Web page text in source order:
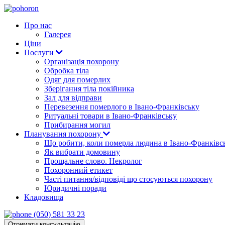
Про нас
Галерея
Ціни
Послуги
Організація похорону
Обробка тіла
Одяг для померлих
Зберігання тіла покійника
Зал для відправи
Перевезення померлого в Івано-Франківську
Ритуальні товари в Івано-Франківську
Прибирання могил
Планування похорону
Що робити, коли померла людина в Івано-
Як вибрати домовину
Прощальне слово. Некролог
Похоронний етикет
Часті питання/відповіді що стосуються похорону
Юридичні поради
Кладовища
(050) 581 33 23